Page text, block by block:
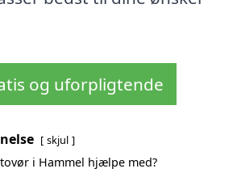
og uforpligtende
skjul
i Hammel hjælpe med?